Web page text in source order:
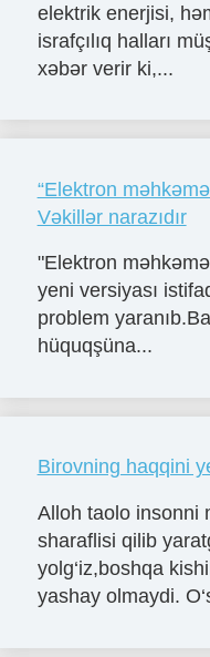
elektrik enerjisi,
israfçılıq halları
xəbər verir ki,...
“Elektron
Vəkillər narazıdır
"Elektron
yeni versiyası
problem
hüquqşüna...
Birovning haqqini
Alloh taolo insonni
sharaflisi qilib
yolg‘iz,boshqa
yashay olmaydi.